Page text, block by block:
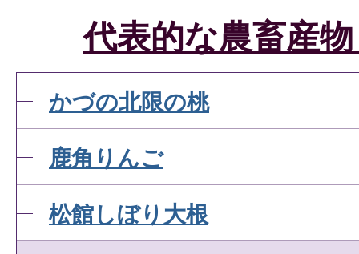
代表的な農畜産
かづの北限の桃
鹿角りんご
松館しぼり大根